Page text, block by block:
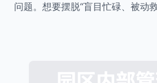
问题。想要摆脱“盲目忙碌、被动